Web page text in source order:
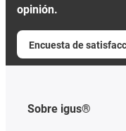
opinión.
Encuesta de
Sobre igus®